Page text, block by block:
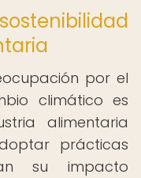
por el
climático es
alimentaria
prácticas
su impacto